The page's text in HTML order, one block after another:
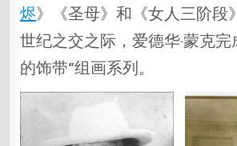
烬》《圣母》和《女人三阶段
世纪之交之际，爱德华·蒙克
的饰带”组画系列。